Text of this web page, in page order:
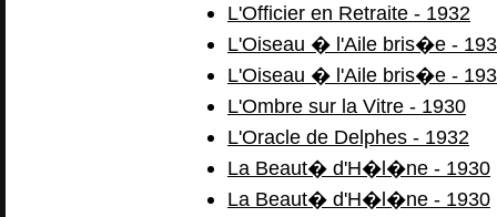
L'Officier en Retraite - 1932
L'Oiseau � l'Aile bris�e -
L'Oiseau � l'Aile bris�e -
L'Ombre sur la Vitre - 1930
L'Oracle de Delphes - 1932
La Beaut� d'H�l�ne - 1930
La Beaut� d'H�l�ne - 1930